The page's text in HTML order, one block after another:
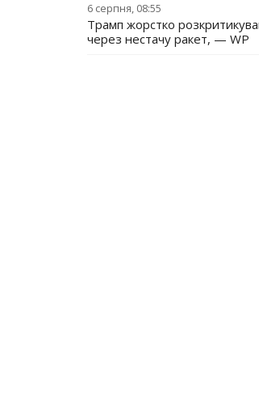
6 серпня, 08:55
Трамп жорстко
через нестачу ракет, — WP